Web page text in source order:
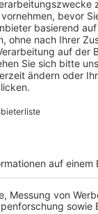
FÜR
ALLE NEWS